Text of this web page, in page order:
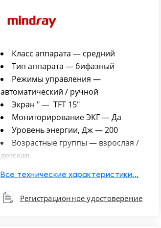
Класс аппарата — cредний
Тип аппарата — бифазный
Режимы управления —
автоматический / ручной
Экран " — TFT 15"
Мониторирование ЭКГ — Да
Уровень энергии, Дж — 200
Возрастные группы — взрослая /
детская
Беспроводное подключение —
802.11 (для передачи данных)
Количество отображаемых кривых
Все технические характеристики...
Регистрационное удостоверение